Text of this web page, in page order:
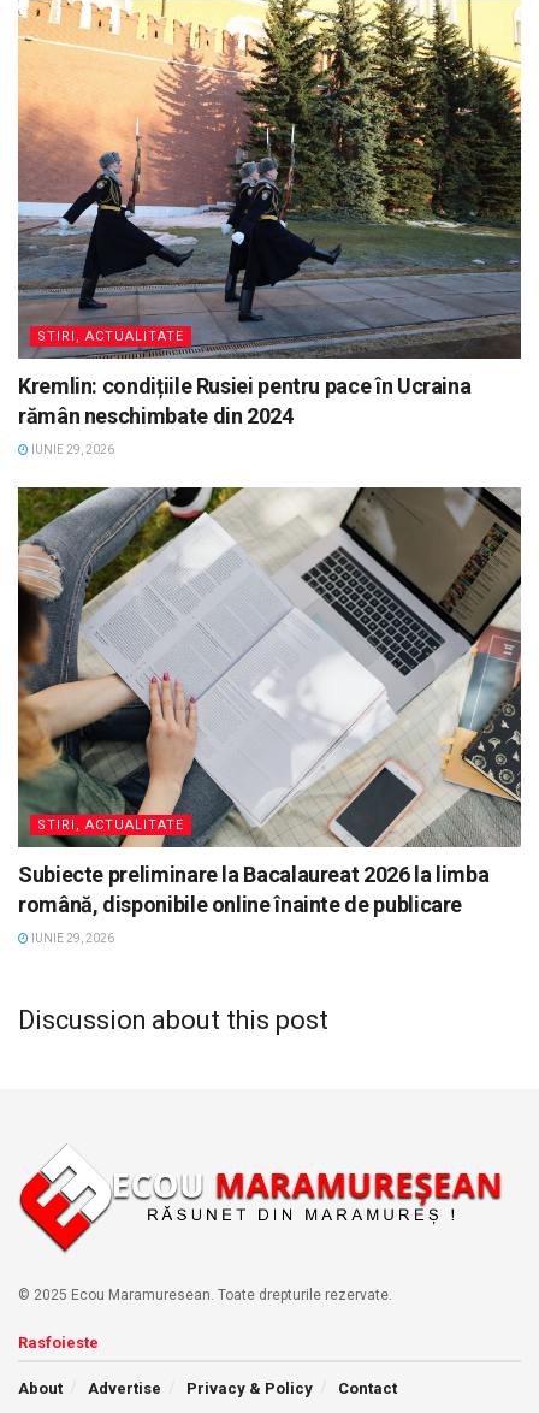
STIRI, ACTUALITATE
Kremlin: condițiile Rusiei pentru pace în Ucraina
rămân neschimbate din 2024
IUNIE 29, 2026
STIRI, ACTUALITATE
Subiecte preliminare la Bacalaureat 2026 la limba
română, disponibile online înainte de publicare
IUNIE 29, 2026
Discussion about this post
© 2025 Ecou Maramuresean. Toate drepturile rezervate.
Rasfoieste
About Advertise Privacy & Policy Contact